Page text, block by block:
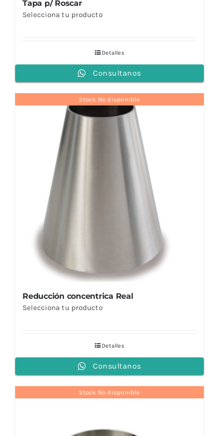
Tapa p/ Roscar
Selecciona tu producto
Detalles
Consultanos
Stock No disponible
Reducción concentrica Real
Selecciona tu producto
Detalles
Consultanos
Stock No disponible